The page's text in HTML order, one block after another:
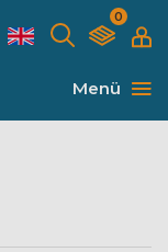
0
Menü